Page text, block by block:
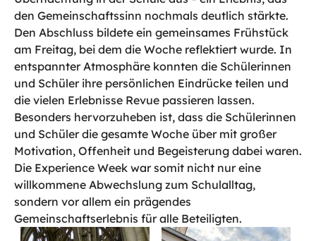
den Gemeinschaftssinn nochmals deutlich stärkte.
Den Abschluss bildete ein gemeinsames Frühstück
am Freitag, bei dem die Woche reflektiert wurde. In
entspannter Atmosphäre konnten die Schülerinnen
und Schüler ihre persönlichen Eindrücke teilen und
die vielen Erlebnisse Revue passieren lassen.
Besonders hervorzuheben ist, dass die Schülerinnen
und Schüler die gesamte Woche über mit großer
Motivation, Offenheit und Begeisterung dabei waren.
Die Experience Week war somit nicht nur eine
willkommene Abwechslung zum Schulalltag,
sondern vor allem ein prägendes
Gemeinschaftserlebnis für alle Beteiligten.